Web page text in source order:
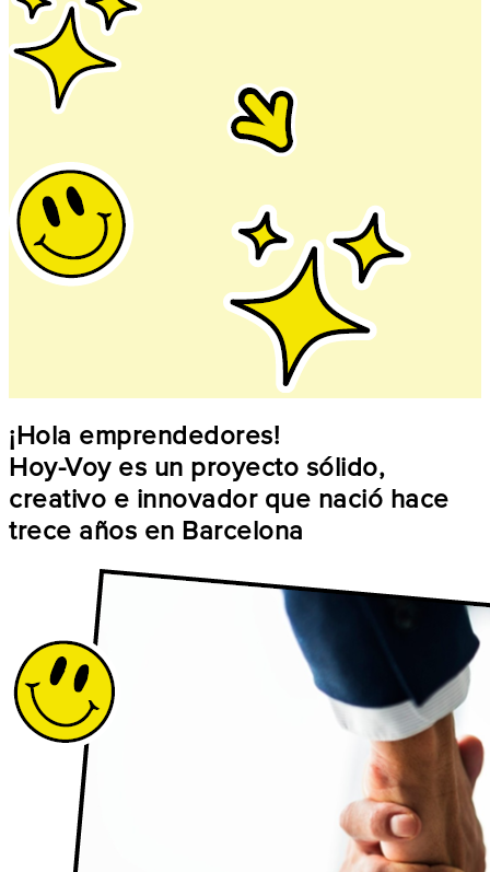
¡Hola emprendedores!
Hoy-Voy es un proyecto sólido,
creativo e innovador que nació hace
trece años en Barcelona